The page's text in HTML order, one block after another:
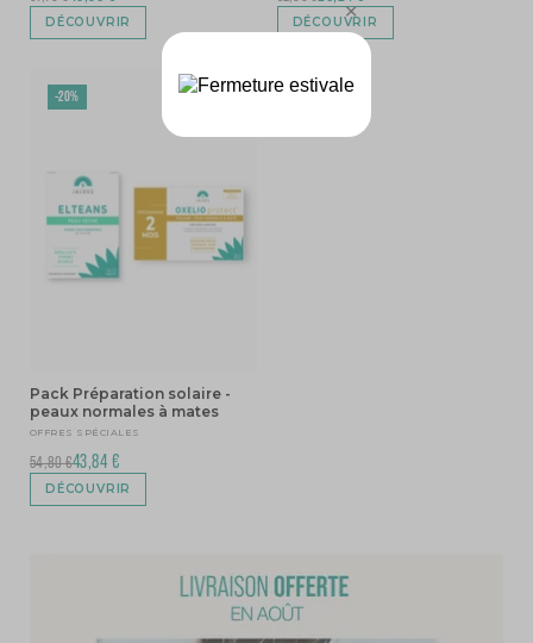
DÉCOUVRIR DÉCOUVRIR
Pack Préparation solaire -
peaux normales à mates
OFFRES SPÉCIALES
54,80 €43,84 €
DÉCOUVRIR
-20%